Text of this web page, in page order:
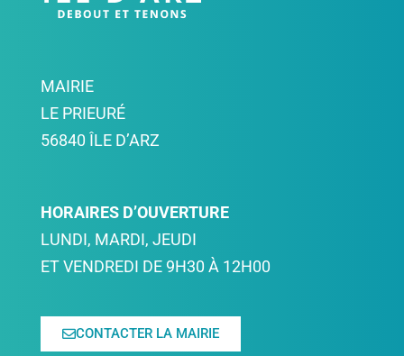
MAIRIE
LE PRIEURÉ
56840 ÎLE D’ARZ
HORAIRES D’OUVERTURE
LUNDI, MARDI, JEUDI
ET VENDREDI DE 9H30 À 12H00
CONTACTER LA MAIRIE